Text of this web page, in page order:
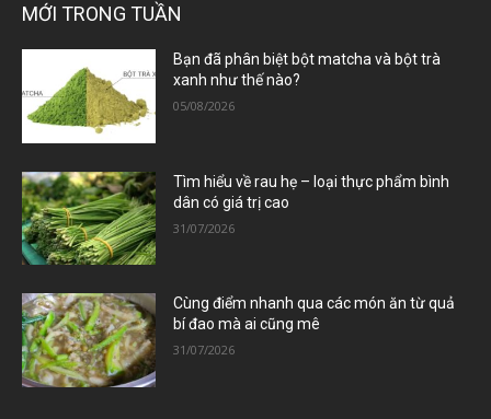
MỚI TRONG TUẦN
Bạn đã phân biệt bột matcha và bột trà
xanh như thế nào?
05/08/2026
Tìm hiểu về rau hẹ – loại thực phẩm bình
dân có giá trị cao
31/07/2026
Cùng điểm nhanh qua các món ăn từ quả
bí đao mà ai cũng mê
31/07/2026